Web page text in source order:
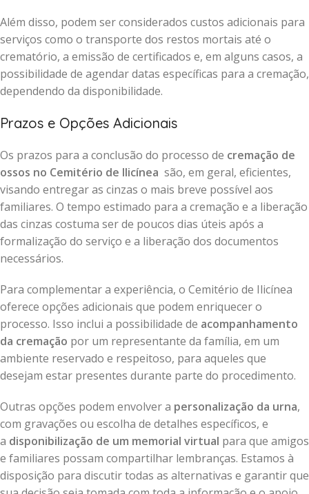
Além disso, podem ser considerados custos adicionais para
serviços como o transporte dos restos mortais até o
crematório, a emissão de certificados e, em alguns casos, a
possibilidade de agendar datas específicas para a cremação,
dependendo da disponibilidade.
Prazos e Opções Adicionais
Os prazos para a conclusão do processo de cremação de
ossos no Cemitério de Ilicínea são, em geral, eficientes,
visando entregar as cinzas o mais breve possível aos
familiares. O tempo estimado para a cremação e a liberação
das cinzas costuma ser de poucos dias úteis após a
formalização do serviço e a liberação dos documentos
necessários.
Para complementar a experiência, o Cemitério de Ilicínea
oferece opções adicionais que podem enriquecer o
processo. Isso inclui a possibilidade de acompanhamento
da cremação por um representante da família, em um
ambiente reservado e respeitoso, para aqueles que
desejam estar presentes durante parte do procedimento.
Outras opções podem envolver a personalização da urna,
com gravações ou escolha de detalhes específicos, e
a disponibilização de um memorial virtual para que amigos
e familiares possam compartilhar lembranças. Estamos à
disposição para discutir todas as alternativas e garantir que